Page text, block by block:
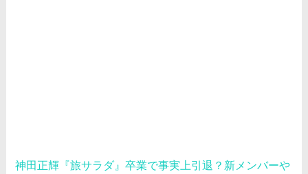
神田正輝『旅サラダ』卒業で事実上引退？新メンバーや